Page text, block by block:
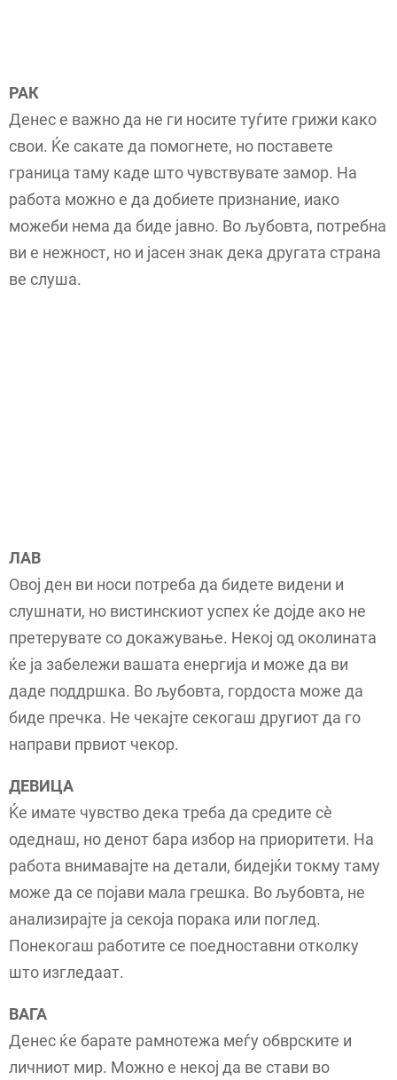
РАК
Денес е важно да не ги носите туѓите грижи како
свои. Ќе сакате да помогнете, но поставете
граница таму каде што чувствувате замор. На
работа можно е да добиете признание, иако
можеби нема да биде јавно. Во љубовта, потребна
ви е нежност, но и јасен знак дека другата страна
ве слуша.
ЛАВ
Овој ден ви носи потреба да бидете видени и
слушнати, но вистинскиот успех ќе дојде ако не
претерувате со докажување. Некој од околината
ќе ја забележи вашата енергија и може да ви
даде поддршка. Во љубовта, гордоста може да
биде пречка. Не чекајте секогаш другиот да го
направи првиот чекор.
ДЕВИЦА
Ќе имате чувство дека треба да средите сè
одеднаш, но денот бара избор на приоритети. На
работа внимавајте на детали, бидејќи токму таму
може да се појави мала грешка. Во љубовта, не
анализирајте ја секоја порака или поглед.
Понекогаш работите се поедноставни отколку
што изгледаат.
ВАГА
Денес ќе барате рамнотежа меѓу обврските и
личниот мир. Можно е некој да ве стави во